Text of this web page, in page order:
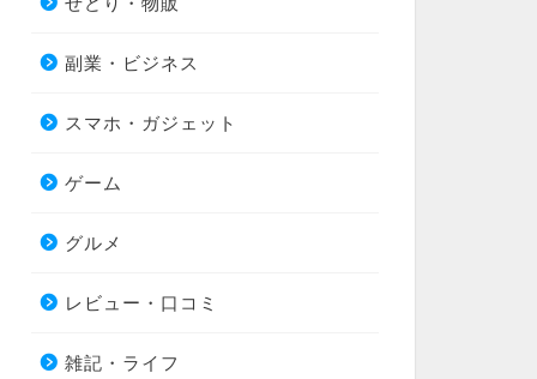
副業・ビジネス
スマホ・ガジェット
ゲーム
グルメ
レビュー・口コミ
雑記・ライフ